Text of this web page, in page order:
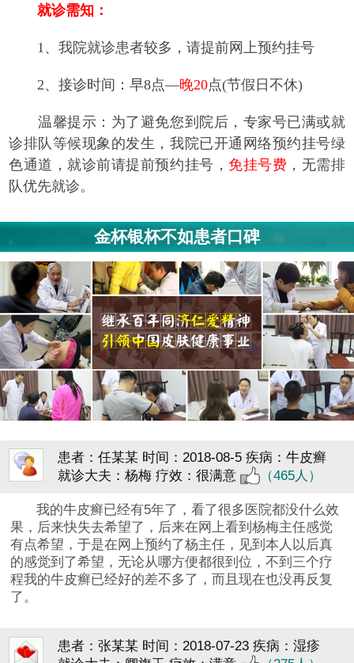
就诊需知：
1、我院就诊患者较多，请提前网上预约挂号
2、接诊时间：早8点—晚20点(节假日不休)
温馨提示：为了避免您到院后，专家号已满或就
诊排队等候现象的发生，我院已开通网络预约挂号绿
色通道，就诊前请提前预约挂号， 免挂号费 ，无需排
队优先就诊。
金杯银杯不如患者口碑
患者：任某某 时间：2018-08-5 疾病：牛皮癣
就诊大夫：杨梅 疗效：很满意 （465人）
我的牛皮癣已经有5年了，看了很多医院都没什么效
果，后来快失去希望了，后来在网上看到杨梅主任感觉
有点希望，于是在网上预约了杨主任，见到本人以后真
的感觉到了希望，无论从哪方便都很到位，不到三个疗
程我的牛皮癣已经好的差不多了，而且现在也没再反复
了。
患者：张某某 时间：2018-07-23 疾病：湿疹